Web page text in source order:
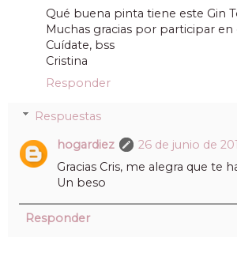
Qué buena pinta tiene este Gin
Muchas gracias por participar en
Cuídate, bss
Cristina
Responder
Respuestas
hogardiez
26 de junio de
Gracias Cris, me alegra que te
Un beso
Responder